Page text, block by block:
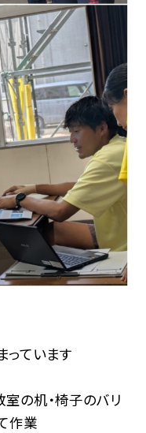
っています
の机・椅子のバリ
作業